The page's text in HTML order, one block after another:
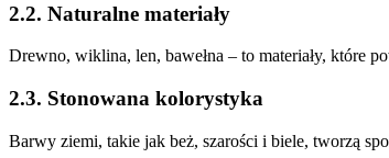
2.2. Naturalne materiały
Drewno, wiklina, len, bawełna – to materiały, które
2.3. Stonowana kolorystyka
Barwy ziemi, takie jak beż, szarości i biele, tworzą